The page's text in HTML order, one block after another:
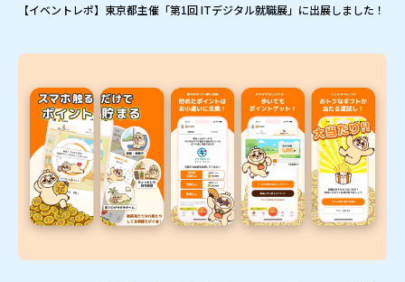
【イベントレポ】東京都主催「第1回 ITデジタル就職展」に出展しました！